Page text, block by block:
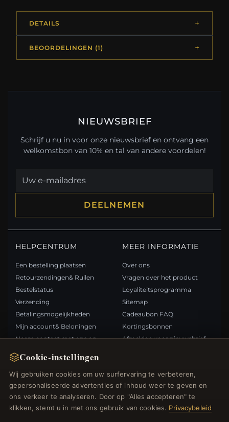
Cookie-instellingen
Wij gebruiken cookies om uw surfervaring te verbeteren,
gepersonaliseerde advertenties of inhoud weer te geven en
ons verkeer te analyseren. Door op "Alles accepteren" te
klikken, stemt u in met ons gebruik van cookies. Privacybeleid
DETAILS
BEOORDELINGEN (1)
NIEUWSBRIEF
Schrijf u nu in voor onze nieuwsbrief en ontvang een
welkomstbon van 10% en tal van andere voordelen!
DEELNEMEN
HELPCENTRUM
Een bestelling plaatsen
Retourzendingen& Ruilen
Bestelstatus
Verzending
Betalingsmogelijkheden
Mijn account& Beloningen
Neem contact met ons op
MEER INFORMATIE
Over ons
Vragen over het product
Loyaliteitsprogramma
Sitemap
Cadeaubon FAQ
Kortingsbonnen
Afmelden voor nieuwsbrief
Nieuwe producten
Specials
Blog
BETAALMETHODEN